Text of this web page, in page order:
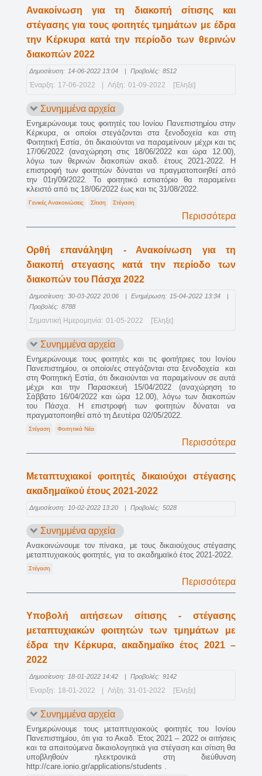
Ανακοίνωση για τη διακοπή σίτισης και
στέγασης για τους φοιτητές τμημάτων με έδρα
την Κέρκυρα κατά την περίοδο των θερινών
διακοπών 2022
Δημοσίευση: 14-06-2022 13:04 | Προβολές: 8512
Έναρξη: 17-06-2022 Λήξη: 01-09-2022 [Έληξε]
Συνημμένα αρχεία
Ενημερώνουμε τους φοιτητές του Ιονίου Πανεπιστημίου στην
Κέρκυρα, οι οποίοι στεγάζονται στα ξενοδοχεία και στη
Φοιτητική Εστία, ότι δικαιούνται να παραμείνουν μέχρι και τις
17/06/2022 (αναχώρηση στις 18/06/2022 και ώρα 12.00),
λόγω των θερινών διακοπών ακαδ. έτους 2021-2022. Η
επιστροφή των φοιτητών δύναται να πραγματοποιηθεί από
την 01η/09/2022. Το φοιτητικό εστιατόριο θα παραμείνει
κλειστό από τις 18/06/2022 έως και τις 31/08/2022.
Γενικές Ανακοινώσεις Σίτιση Στέγαση
Περισσότερα
Ορθή επανάληψη - Ανακοίνωση για τη
διακοπή στεγασης κατά την περίοδο των
διακοπών του Πάσχα 2022
Δημοσίευση: 30-03-2022 20:06 | Ενημέρωση: 15-04-2022 13:34
|
Προβολές: 8788
Σημαντική Ημερομηνία: 01-05-2022 [Έληξε]
Συνημμένα αρχεία
Ενημερώνουμε τους φοιτητές και τις φοιτήτριες του Ιονίου
Πανεπιστημίου, οι οποίοι/ες στεγάζονται στα ξενοδοχεία και
στη Φοιτητική Εστία, ότι δικαιούνται να παραμείνουν σε αυτά
μέχρι και την Παρασκευή 15/04/2022 (αναχώρηση το
Σάββατο 16/04/2022 και ώρα 12.00), λόγω των διακοπών
του Πάσχα. Η επιστροφή των φοιτητών δύναται να
πραγματοποιηθεί από τη Δευτέρα 02/05/2022.
Στέγαση Φοιτητικά Νέα
Περισσότερα
Μεταπτυχιακοί φοιτητές δικαιούχοι στέγασης
ακαδημαϊκού έτους 2021-2022
Δημοσίευση: 10-02-2022 13:20 | Προβολές: 5028
Συνημμένα αρχεία
Ανακοινώνουμε τον πίνακα, με τους δικαιούχους στέγασης
μεταπτυχιακούς φοιτητές, για το ακαδημαϊκό έτος 2021-2022.
Στέγαση
Περισσότερα
Υποβολή αιτήσεων σίτισης - στέγασης
μεταπτυχιακών φοιτητών των τμημάτων με
έδρα την Κέρκυρα, ακαδημαϊκο έτος 2021 –
2022
Δημοσίευση: 18-01-2022 14:42 | Προβολές: 9142
Έναρξη: 18-01-2022 Λήξη: 31-01-2022 [Έληξε]
Συνημμένα αρχεία
Ενημερώνουμε τους μεταπτυχιακούς φοιτητές του Ιονίου
Πανεπιστημίου, ότι για το Ακαδ. Έτος 2021 – 2022 οι αιτήσεις
και τα απαιτούμενα δικαιολογητικά για στέγαση και σίτιση θα
υποβληθούν ηλεκτρονικά στη διεύθυνση
http://care.ionio.gr/applications/students .